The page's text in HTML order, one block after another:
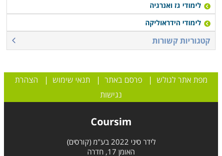
לימודי גז ואנרגיה
לימודי הידראוליקה
קטגוריות קשורות
מפת אתר לגולש |פרסם באתר | תנאי שימוש | הצהרת
נגישות
Coursim
לידר סיני 2022 בע"מ (קורסים)
האומן 17, חדרה